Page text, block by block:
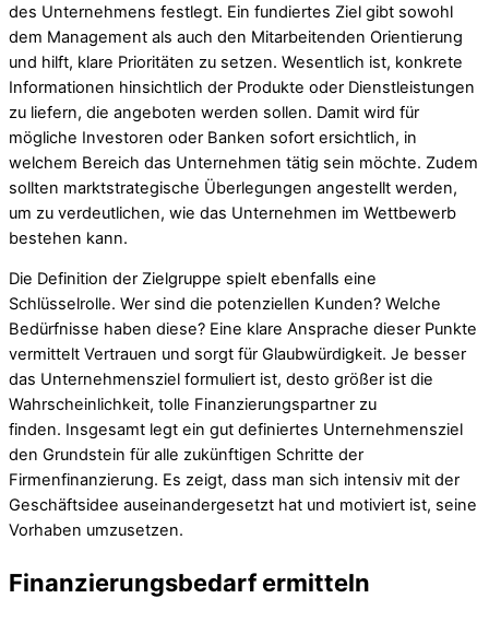
des Unternehmens festlegt. Ein fundiertes Ziel gibt sowohl
dem Management als auch den Mitarbeitenden Orientierung
und hilft, klare Prioritäten zu setzen. Wesentlich ist, konkrete
Informationen hinsichtlich der Produkte oder Dienstleistungen
zu liefern, die angeboten werden sollen. Damit wird für
mögliche Investoren oder Banken sofort ersichtlich, in
welchem Bereich das Unternehmen tätig sein möchte. Zudem
sollten marktstrategische Überlegungen angestellt werden,
um zu verdeutlichen, wie das Unternehmen im Wettbewerb
bestehen kann.
Die Definition der Zielgruppe spielt ebenfalls eine
Schlüsselrolle. Wer sind die potenziellen Kunden? Welche
Bedürfnisse haben diese? Eine klare Ansprache dieser Punkte
vermittelt Vertrauen und sorgt für Glaubwürdigkeit. Je besser
das Unternehmensziel formuliert ist, desto größer ist die
Wahrscheinlichkeit, tolle Finanzierungspartner zu
finden. Insgesamt legt ein gut definiertes Unternehmensziel
den Grundstein für alle zukünftigen Schritte der
Firmenfinanzierung. Es zeigt, dass man sich intensiv mit der
Geschäftsidee auseinandergesetzt hat und motiviert ist, seine
Vorhaben umzusetzen.
Finanzierungsbedarf ermitteln